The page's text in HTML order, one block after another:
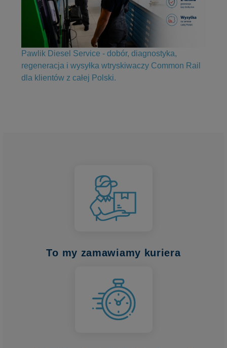
Pawlik Diesel Service - dobór, diagnostyka,
regeneracja i wysyłka wtryskiwaczy Common Rail
dla klientów z całej Polski.
To my zamawiamy kuriera